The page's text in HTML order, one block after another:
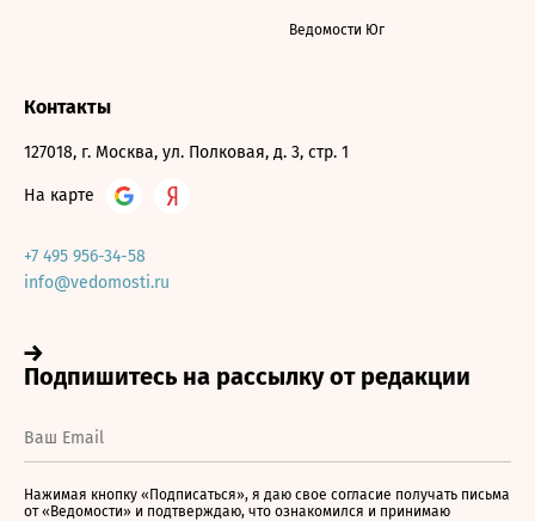
Ведомости Юг
Контакты
127018, г. Москва, ул. Полковая, д. 3, стр. 1
На карте
+7 495 956-34-58
info@vedomosti.ru
Нажимая кнопку «Подписаться», я даю свое согласие получать письма
от «Ведомости» и подтверждаю, что ознакомился и принимаю